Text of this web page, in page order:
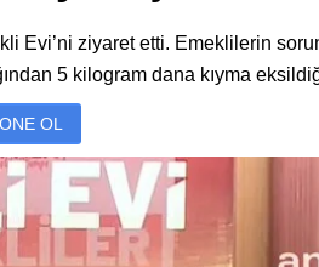
Evi’ni ziyaret etti. Emeklilerin
5 kilogram dana kıyma
OL